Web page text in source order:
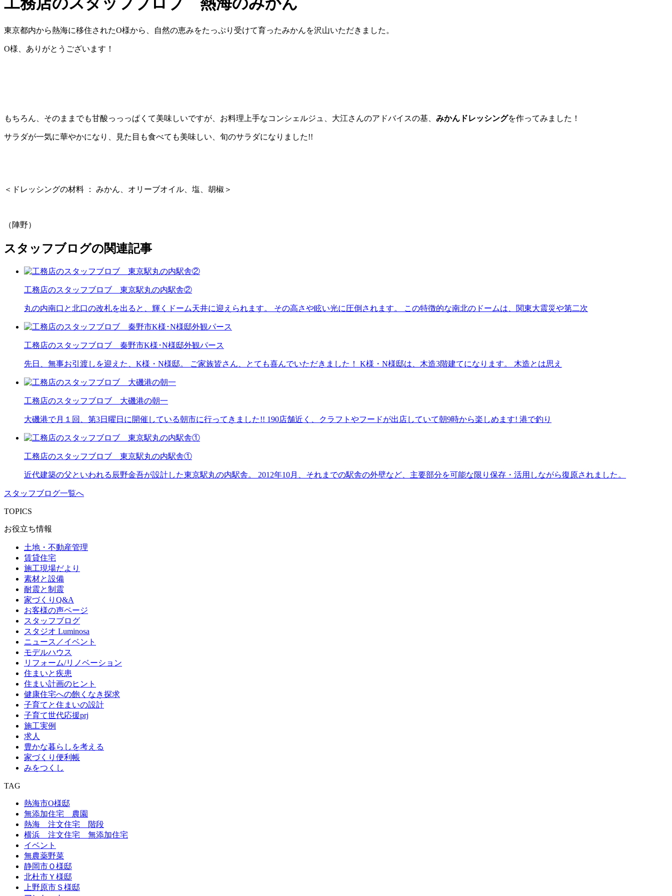
東京都内から熱海に移住されたO様から、自然の恵みをたっぷり受けて育ったみかんを沢山いただきました。
O様、ありがとうございます！
もちろん、そのままでも甘酸っっっぱくて美味しいですが、お料理上手なコンシェルジュ、大江さんのアドバイスの基、 みかんドレッシングを作ってみました！
サラダが一気に華やかになり、見た目も食べても美味しい、旬のサラダになりました!!
＜ドレッシングの材料 ： みかん、オリーブオイル、塩、胡椒＞
（陣野）
スタッフブログの関連記事
工務店のスタッフブロブ 東京駅丸の内駅舎②
丸の内南口と北口の改札を出ると、輝くドーム天井に迎えられます。 その高さや眩い光に圧倒されます。 この特徴的な南北のドームは、関東大震災や第二次
工務店のスタッフブロブ 秦野市K様･N様邸外観パース
先日、無事お引渡しを迎えた、K様・N様邸。 ご家族皆さん、とても喜んでいただきました！ K様・N様邸は、木造3階建てになります。 木造とは思え
工務店のスタッフブロブ 大磯港の朝一
大磯港で月１回、第3日曜日に開催している朝市に行ってきました!! 190店舗近く、クラフトやフードが出店していて朝9時から楽しめます! 港で釣り
工務店のスタッフブロブ 東京駅丸の内駅舎①
近代建築の父といわれる辰野金吾が設計した東京駅丸の内駅舎。 2012年10月、それまでの駅舎の外壁など、主要部分を可能な限り保存・活用しながら復原されました。
スタッフブログ一覧へ
TOPICS
お役立ち情報
土地・不動産管理
賃貸住宅
施工現場だより
素材と設備
耐震と制震
家づくりQ&A
お客様の声ページ
スタッフブログ
スタジオ Luminosa
ニュース／イベント
モデルハウス
リフォーム/リノベーション
住まいと疾患
住まい計画のヒント
健康住宅への飽くなき探求
子育てと住まいの設計
子育て世代応援prj
施工実例
求人
豊かな暮らしを考える
家づくり便利帳
みをつくし
TAG
熱海市O様邸
無添加住宅 農園
熱海 注文住宅 階段
横浜 注文住宅 無添加住宅
イベント
無農薬野菜
静岡市Ｏ様邸
北杜市Ｙ様邸
上野原市Ｓ様邸